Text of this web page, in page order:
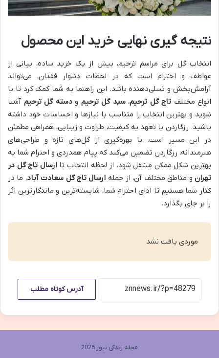
نتیجه گیری نهایی خرید این محصول
انتخاب گل برای مراسم ترحیم، بیش از یک خرید ساده، بیانی از
عواطف و احترام است که در لحظات دشوار فقدان، می‌تواند
آرامش‌بخش و تسلی‌دهنده باشد. این راهنما به شما کمک کرد تا با
انواع مختلف تاج گل ترحیم،سبد گل ترحیم ودسته گل ترحیم آشنا
شوید و بهترین انتخاب را متناسب با نیازها و احساسات خود داشته
باشید. رزگاردن با تعهد به کیفیت، طراوت و زیبایی، همراهی مطمئن
در این مسیر است. با بهره‌گیری از گل‌های تازه و طراحی‌های
هنرمندانه، رزگاردن تضمین می‌کند که پیام همدردی و احترام شما به
بهترین شکل ممکن منتقل شود. از لحظه انتخاب تاارسال تاج گل در
تهرانو مناطق مختلف آن، از جمله ارسال تاج گل سعادت آباد، ما در
کنار شما هستیم تا ادای احترام شما، شایسته‌ترین و ماندگارترین اثر
را بر جای بگذارد.
موردی یافت نشد
آدرس کوتاه مطلب
مجله زندگی نیوز 2026